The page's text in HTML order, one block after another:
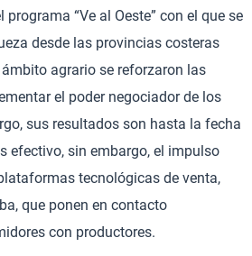
programa “Ve al Oeste” con el que se
desde las provincias costeras
agrario se reforzaron las
el poder negociador de los
sus resultados son hasta la fecha
efectivo, sin embargo, el impulso
tecnológicas de venta,
que ponen en contacto
con productores.